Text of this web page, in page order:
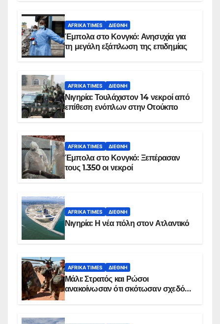
AFRIKA TIMES ΔΙΕΘΝΉ
Έμπολα στο Κονγκό: Ανησυχία για
τη μεγάλη εξάπλωση της επιδημίας
AFRIKA TIMES ΔΙΕΘΝΉ
Νιγηρία: Τουλάχιστον 14 νεκροί από
επίθεση ενόπλων στην Οτούκπο
AFRIKA TIMES ΔΙΕΘΝΉ
Έμπολα στο Κονγκό: Ξεπέρασαν
τους 1.350 οι νεκροί
AFRIKA TIMES ΔΙΕΘΝΉ
Νιγηρία: Η νέα πόλη στον Ατλαντικό
AFRIKA TIMES ΔΙΕΘΝΉ
Μάλι: Στρατός και Ρώσοι
ανακοίνωσαν ότι σκότωσαν σχεδόν